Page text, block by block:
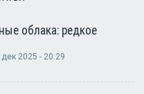
облака: редкое
дек 2025 - 20:29